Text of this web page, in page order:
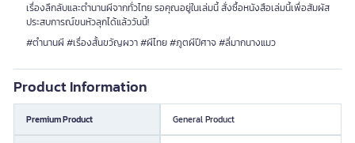
เรื่องลึกลับและตำนานผีจากทั่วไทย รอคุณอยู่ในเล่มนี้ สั่งซื้อหนังสือเล่มนี้เพื่อสัมผัส
ประสบการณ์ขนหัวลุกได้แล้ววันนี้!
#ตำนานผี #เรื่องสั้นขวัญผวา #ผีไทย #ภูตผีปีศาจ #ลี่มากนางแมว
Product Information
Premium Product General Product